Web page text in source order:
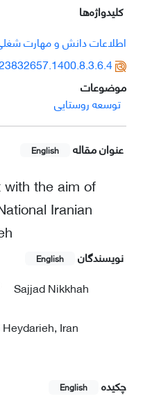
کلیدواژه‌ها
اطلاعات دانش و مهارت
موضوعات
توسعه روستایی
عنوان مقاله English
the aim of
Iranian
نویسندگان English
Sajjad Nikkhah
Iran
چکیده
English